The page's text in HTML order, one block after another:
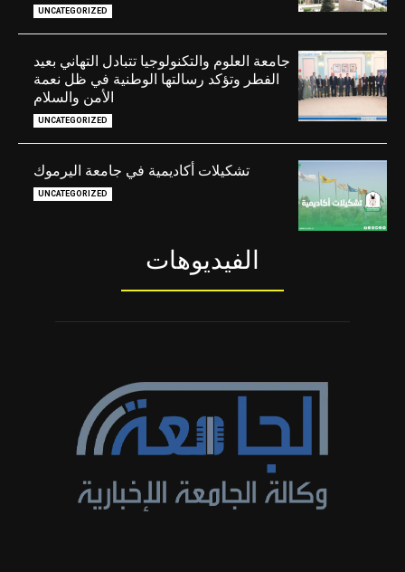
UNCATEGORIZED
جامعة العلوم والتكنولوجيا تتبادل التهاني بعيد
الفطر وتؤكد رسالتها الوطنية في ظل نعمة
الأمن والسلام
UNCATEGORIZED
تشكيلات أكاديمية في جامعة اليرموك
UNCATEGORIZED
الفيديوهات